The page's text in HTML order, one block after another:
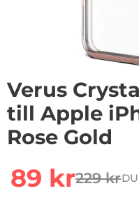
Verus
till Apple
Rose Gold
rea pris
89 krtidigare
229 kr